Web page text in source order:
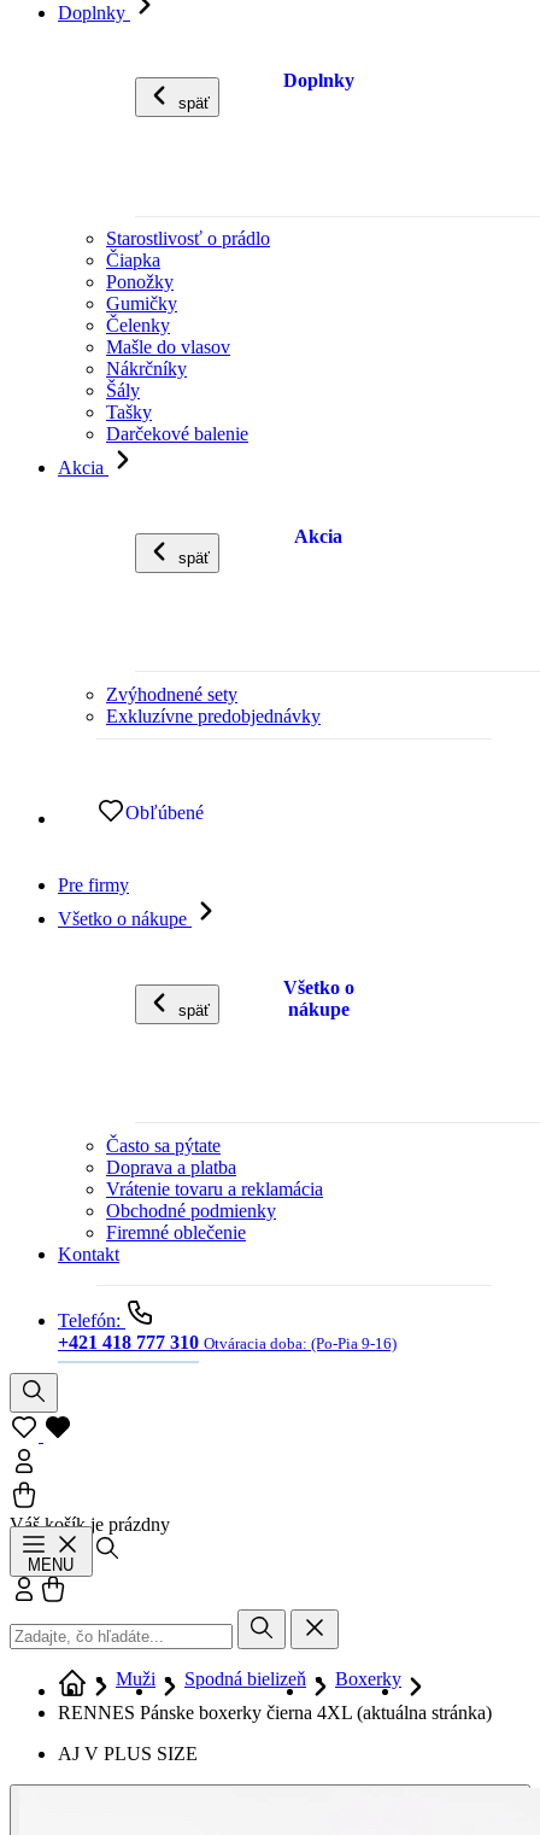
Doplnky
späť
Doplnky
Starostlivosť o prádlo
Čiapka
Ponožky
Gumičky
Čelenky
Mašle do vlasov
Nákrčníky
Šály
Tašky
Darčekové balenie
Akcia
späť
Akcia
Zvýhodnené sety
Exkluzívne predobjednávky
Obľúbené
Pre firmy
Všetko o nákupe
späť
Všetko o
nákupe
Často sa pýtate
Doprava a platba
Vrátenie tovaru a reklamácia
Obchodné podmienky
Firemné oblečenie
Kontakt
Telefón:
+421 418 777 310 Otváracia doba: (Po-Pia 9-16)
Váš košík je prázdny
MENU
Prihlásiť sa
Muži Spodná bielizeň
Boxerky
RENNES Pánske boxerky čierna 4XL (aktuálna stránka)
AJ V PLUS SIZE